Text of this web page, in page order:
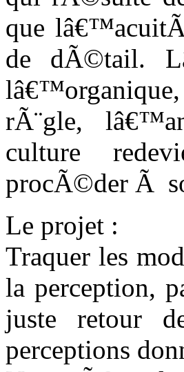
que
de dÃ©tail.
rÃ¨gle,
culture
procÃ©der Ã
Le projet :
Traquer les
la perception,
juste retour
perceptions